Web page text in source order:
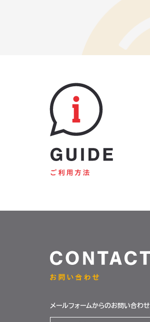
GUIDE
メールフォームからのお問い合わせ